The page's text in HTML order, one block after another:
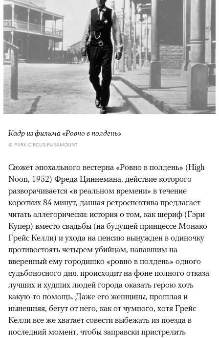
Кадр из фильма «Ровно в полдень»
© PARK CIRCUS-PARAMOUNT
Сюжет эпохального вестерна «Ровно в полдень» (High
Noon, 1952) Фреда Циннемана, действие которого
разворачивается «в реальном времени» в течение
коротких 84 минут, данная ретроспектива предлагает
читать аллегорически: история о том, как шериф (Гэри
Купер) вместо свадьбы (на будущей принцессе Монако
Грейс Келли) и ухода на пенсию вынужден в одиночку
противостоять четырем убийцам, напавшим на
вверенный ему городишко «ровно в полдень» одного
судьбоносного дня, происходит на фоне полного отказа
лучших и худших людей города оказать герою хоть
какую-то помощь. Даже его женщины, прошлая и
нынешняя, бегут от него, как от чумного, хотя Грейс
Келли все же хватает совести выбежать из поезда в
последний момент, чтобы заправски пристрелить